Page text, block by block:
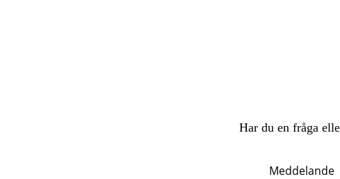
Har du en fråga
Meddelande